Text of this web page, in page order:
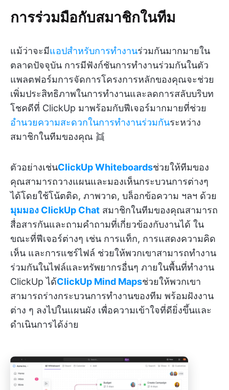
การร่วมมือกับสมาชิกในทีม
แม้ว่าจะมีแอปสำหรับการทำงานร่วมกันมากมายใน
ตลาดปัจจุบัน การมีฟังก์ชันการทำงานร่วมกันในตัว
แพลตฟอร์มการจัดการโครงการหลักของคุณจะช่วย
เพิ่มประสิทธิภาพในการทำงานและลดการสลับบริบท
โชคดีที่ ClickUp มาพร้อมกับฟีเจอร์มากมายที่ช่วย
อำนวยความสะดวกในการทำงานร่วมกันระหว่าง
สมาชิกในทีมของคุณ 👯
ตัวอย่างเช่นClickUp Whiteboardsช่วยให้ทีมของ
คุณสามารถวางแผนและมองเห็นกระบวนการต่างๆ
ได้โดยใช้โน้ตติด, ภาพวาด, บล็อกข้อความ ฯลฯ ด้วย
มุมมอง ClickUp Chat สมาชิกในทีมของคุณสามารถ
สื่อสารกันและถามคำถามที่เกี่ยวข้องกับงานได้ ใน
ขณะที่ฟีเจอร์ต่างๆ เช่น การแท็ก, การแสดงความคิด
เห็น และการแชร์ไฟล์ ช่วยให้พวกเขาสามารถทำงาน
ร่วมกันในไฟล์และทรัพยากรอื่นๆ ภายในพื้นที่ทำงาน
ClickUp ได้ClickUp Mind Mapsช่วยให้พวกเขา
สามารถร่างกระบวนการทำงานของทีม พร้อมฝังงาน
ต่าง ๆ ลงไปในแผนผัง เพื่อความเข้าใจที่ดียิ่งขึ้นและ
ดำเนินการได้ง่าย